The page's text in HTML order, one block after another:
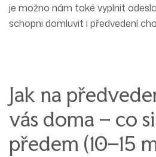
je možno nám také vyplnit
schopni domluvit i předvedení
Jak na
vás doma – co
předem (10–15